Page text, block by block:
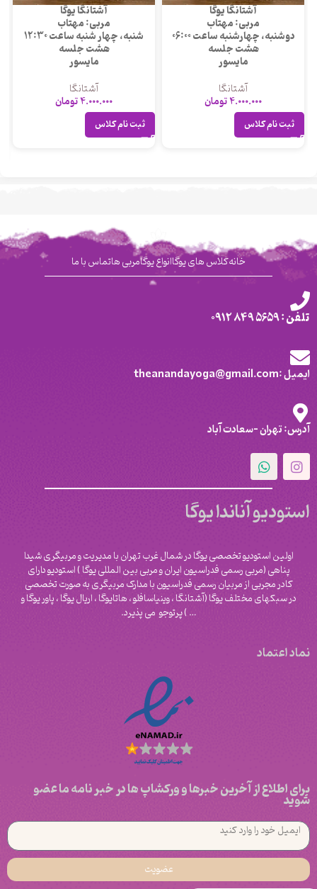
آشتانگا یوگا
مربی: مهتاب
دوشنبه، چهارشنبه ساعت 06:00
هشت جلسه
مایسور
آشتانگا
4.000.000تومان
ثبت نام کلاس
آشتانگا یوگا
مربی: مهتاب
شنبه، چهار شنبه ساعت 12:30
هشت جلسه
مایسور
آشتانگا
4.000.000تومان
ثبت نام کلاس
خانهکلاس های یوگاانواع یوگامربی هاتماس با ما
تلفن : 5659 849 0912
ایمیل :theanandayoga@gmail.com
آدرس: تهران -سعادت آباد
استودیو آناندا یوگا
اولین استودیو تخصصی یوگا در شمال غرب تهران با مدیریت و مربیگری شیدا
پناهی (مربی رسمی فدراسیون ایران و مربی بین المللی یوگا ) استودیو دارای
کادر مجربی از مربیان رسمی فدراسیون با مدارک مربیگری به صورت تخصصی
در سبکهای مختلف یوگا (آشتانگا ، وینیاسافلو ، هاتایوگا ، اریال یوگا ، پاور یوگا و
‌… ) پرتوجو می پذیرد.
نماد اعتماد
برای اطلاع از آخرین خبرها و ورکشاپ ها در خبر نامه ما عضو
شوید
عضویت